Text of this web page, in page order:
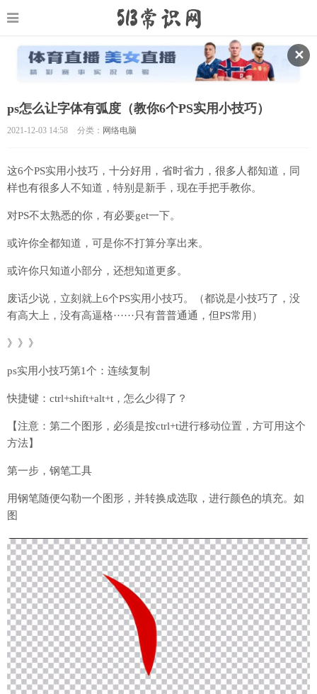
✕
ps怎么让字体有弧度（教你6个PS实用小技巧）
2021-12-03 14:58 分类： 网络电脑
这6个PS实用小技巧，十分好用，省时省力，很多人都知道，同
样也有很多人不知道，特别是新手，现在手把手教你。
对PS不太熟悉的你，有必要get一下。
或许你全都知道，可是你不打算分享出来。
或许你只知道小部分，还想知道更多。
废话少说，立刻就上6个PS实用小技巧。（都说是小技巧了，没
有高大上，没有高逼格······只有普普通通，但PS常用）
》》》
ps实用小技巧第1个：连续复制
快捷键：ctrl+shift+alt+t，怎么少得了？
【注意：第二个图形，必须是按ctrl+t进行移动位置，方可用这个
方法】
第一步，钢笔工具
用钢笔随便勾勒一个图形，并转换成选取，进行颜色的填充。如
图